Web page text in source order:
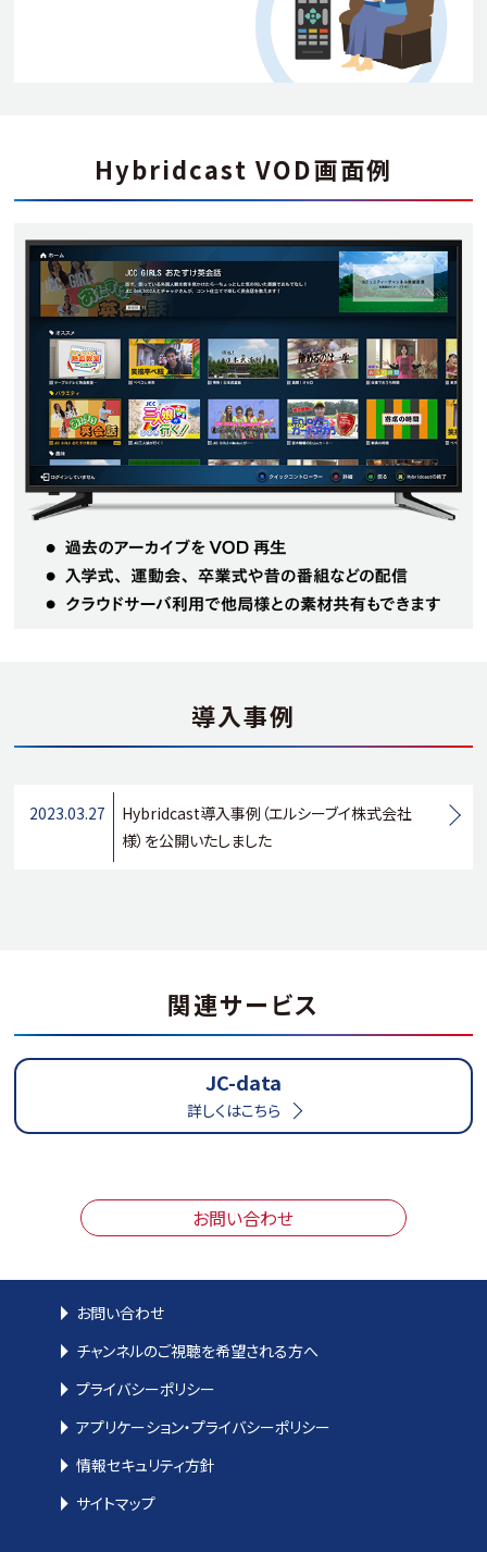
Hybridcast VOD画面例
導入事例
2023.03.27
Hybridcast導入事例（エルシーブイ株式会社
様）を公開いたしました
関連サービス
JC-data
詳しくはこちら
お問い合わせ
お問い合わせ
チャンネルのご視聴を希望される方へ
プライバシーポリシー
アプリケーション・プライバシーポリシー
情報セキュリティ方針
サイトマップ